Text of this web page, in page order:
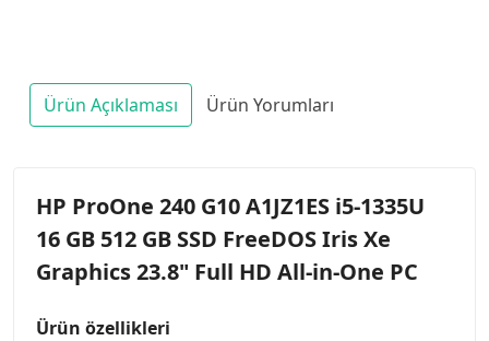
Ürün Açıklaması Ürün Yorumları
HP ProOne 240 G10 A1JZ1ES i5-1335U
16 GB 512 GB SSD FreeDOS Iris Xe
Graphics 23.8" Full HD All-in-One PC
Ürün özellikleri